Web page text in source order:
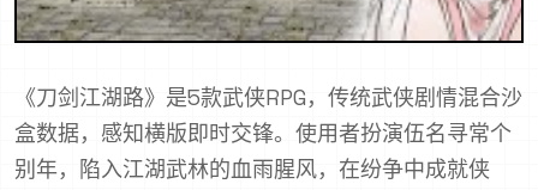
《刀剑江湖路》是5款武侠RPG，传统武侠剧情混合沙
盒数据，感知横版即时交锋。使用者扮演伍名寻常个
别年，陷入江湖武林的血雨腥风，在纷争中成就侠